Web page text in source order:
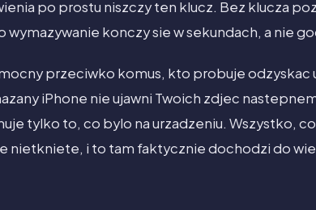
po prostu niszczy ten klucz. Bez klucza
wymazywanie konczy sie w sekundach, a nie
przeciwko komus, kto probuje odzyskac
iPhone nie ujawni Twoich zdjec
tylko to, co bylo na urzadzeniu. Wszystko,
nietkniete, i to tam faktycznie dochodzi do